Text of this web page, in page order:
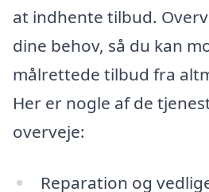
at indhente tilbud.
dine behov, så du kan
målrettede tilbud fra
Her er nogle af de
overveje:
Reparation og